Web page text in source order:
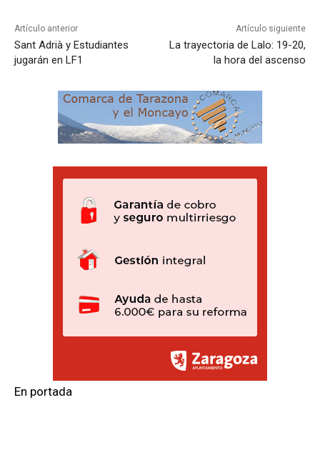
Artículo anterior
Sant Adrià y Estudiantes
jugarán en LF1
Artículo siguiente
La trayectoria de Lalo: 19-20,
la hora del ascenso
En portada